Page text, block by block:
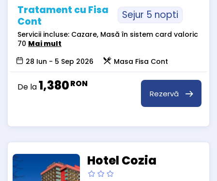
Tratament cu Fisa
Cont
Sejur 5 nopti
Servicii incluse: Cazare, Masă în sistem card valoric
70 Mai mult
28 Iun - 5 Sep 2026
Masa Fisa Cont
De la1,380RON
Rezervă
Hotel Cozia